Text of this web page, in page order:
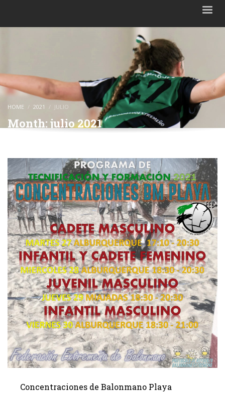
HOME 2021 JULIO
Month: julio 2021
Concentraciones de Balonmano Playa